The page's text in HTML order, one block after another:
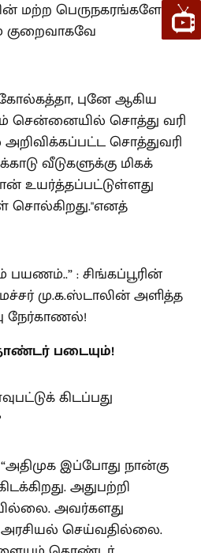
மற்ற பெருநகரங்களோடு
குறைவாகவே
புனே ஆகிய
சென்னையில் சொத்து வரி
சொத்துவரி
வீடுகளுக்கு மிகக்
உயர்த்தப்பட்டுள்ளது
சொல்கிறது."எனத்
படையும்!
கிடப்பது
“அதிமுக இப்போது நான்கு
அதுபற்றி
அவர்களது
செய்வதில்லை.